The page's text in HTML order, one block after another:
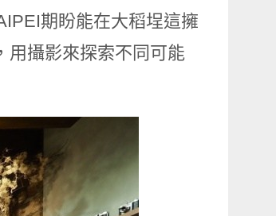
期盼能在大稻埕這擁
用攝影來探索不同可能